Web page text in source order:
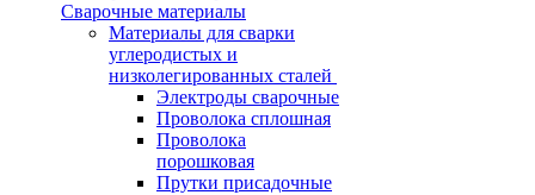
Сварочные материалы
Материалы для сварки
углеродистых и
низколегированных сталей
Электроды сварочные
Проволока сплошная
Проволока
порошковая
Прутки присадочные